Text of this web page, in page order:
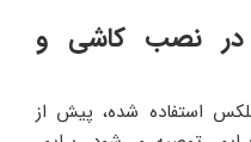
در نصب کاشی و
استفاده شده، پیش از